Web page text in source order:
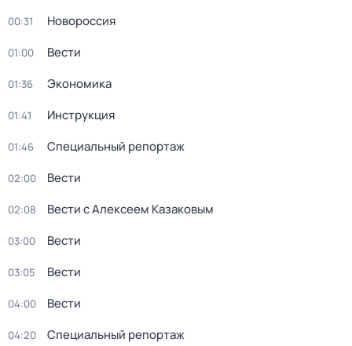
00:31 Новороссия
01:00 Вести
01:36 Экономика
01:41 Инструкция
01:46 Специальный репортаж
02:00 Вести
02:08 Вести с Алексеем Казаковым
03:00 Вести
03:05 Вести
04:00 Вести
04:20 Специальный репортаж